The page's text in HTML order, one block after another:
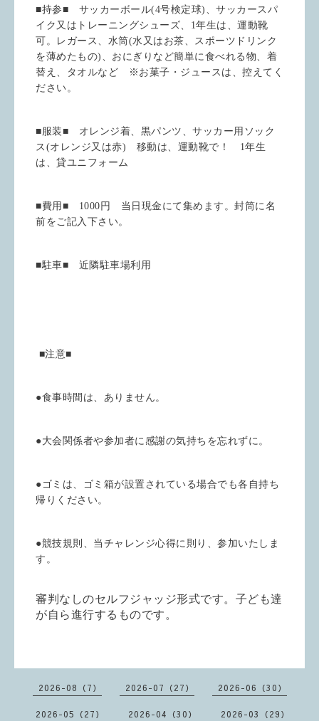
■持参■ サッカーボール(4号検定球) 、サッカースパ
イク又はトレーニングシューズ、 1年生は、運動靴
可。レガース、水筒(水又はお茶、スポーツドリンク
を薄めたもの) 、おにぎりなど簡単に食べれる物、着
替え、タオルなど ※お菓子・ジュースは、控えてく
ださい。
■服装■ オレンジ着、黒パンツ、サッカー用ソック
ス (オレンジ又は赤) 移動は、運動靴で！ 1年生
は、貸ユニフォーム
■費用■ 1000 円 当日現金にて集めます。封筒に名
前をご記入下さい。
■駐車■ 近隣駐車場利用
■注意■
●食事時間は、ありません。
●大会関係者や参加者に感謝の気持ちを忘れずに。
●ゴミは、ゴミ箱が設置されている場合でも各自持ち
帰りください。
●競技規則、当チャレンジ心得に則り、参加いたしま
す。
審判なしのセルフジャッジ形式です。子ども達
が自ら進行するものです。
2026-08（7） 2026-07（27） 2026-06（30）
2026-05（27） 2026-04（30） 2026-03（29）